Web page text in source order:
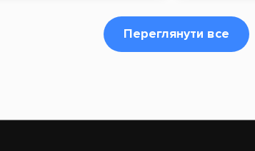
Переглянути все